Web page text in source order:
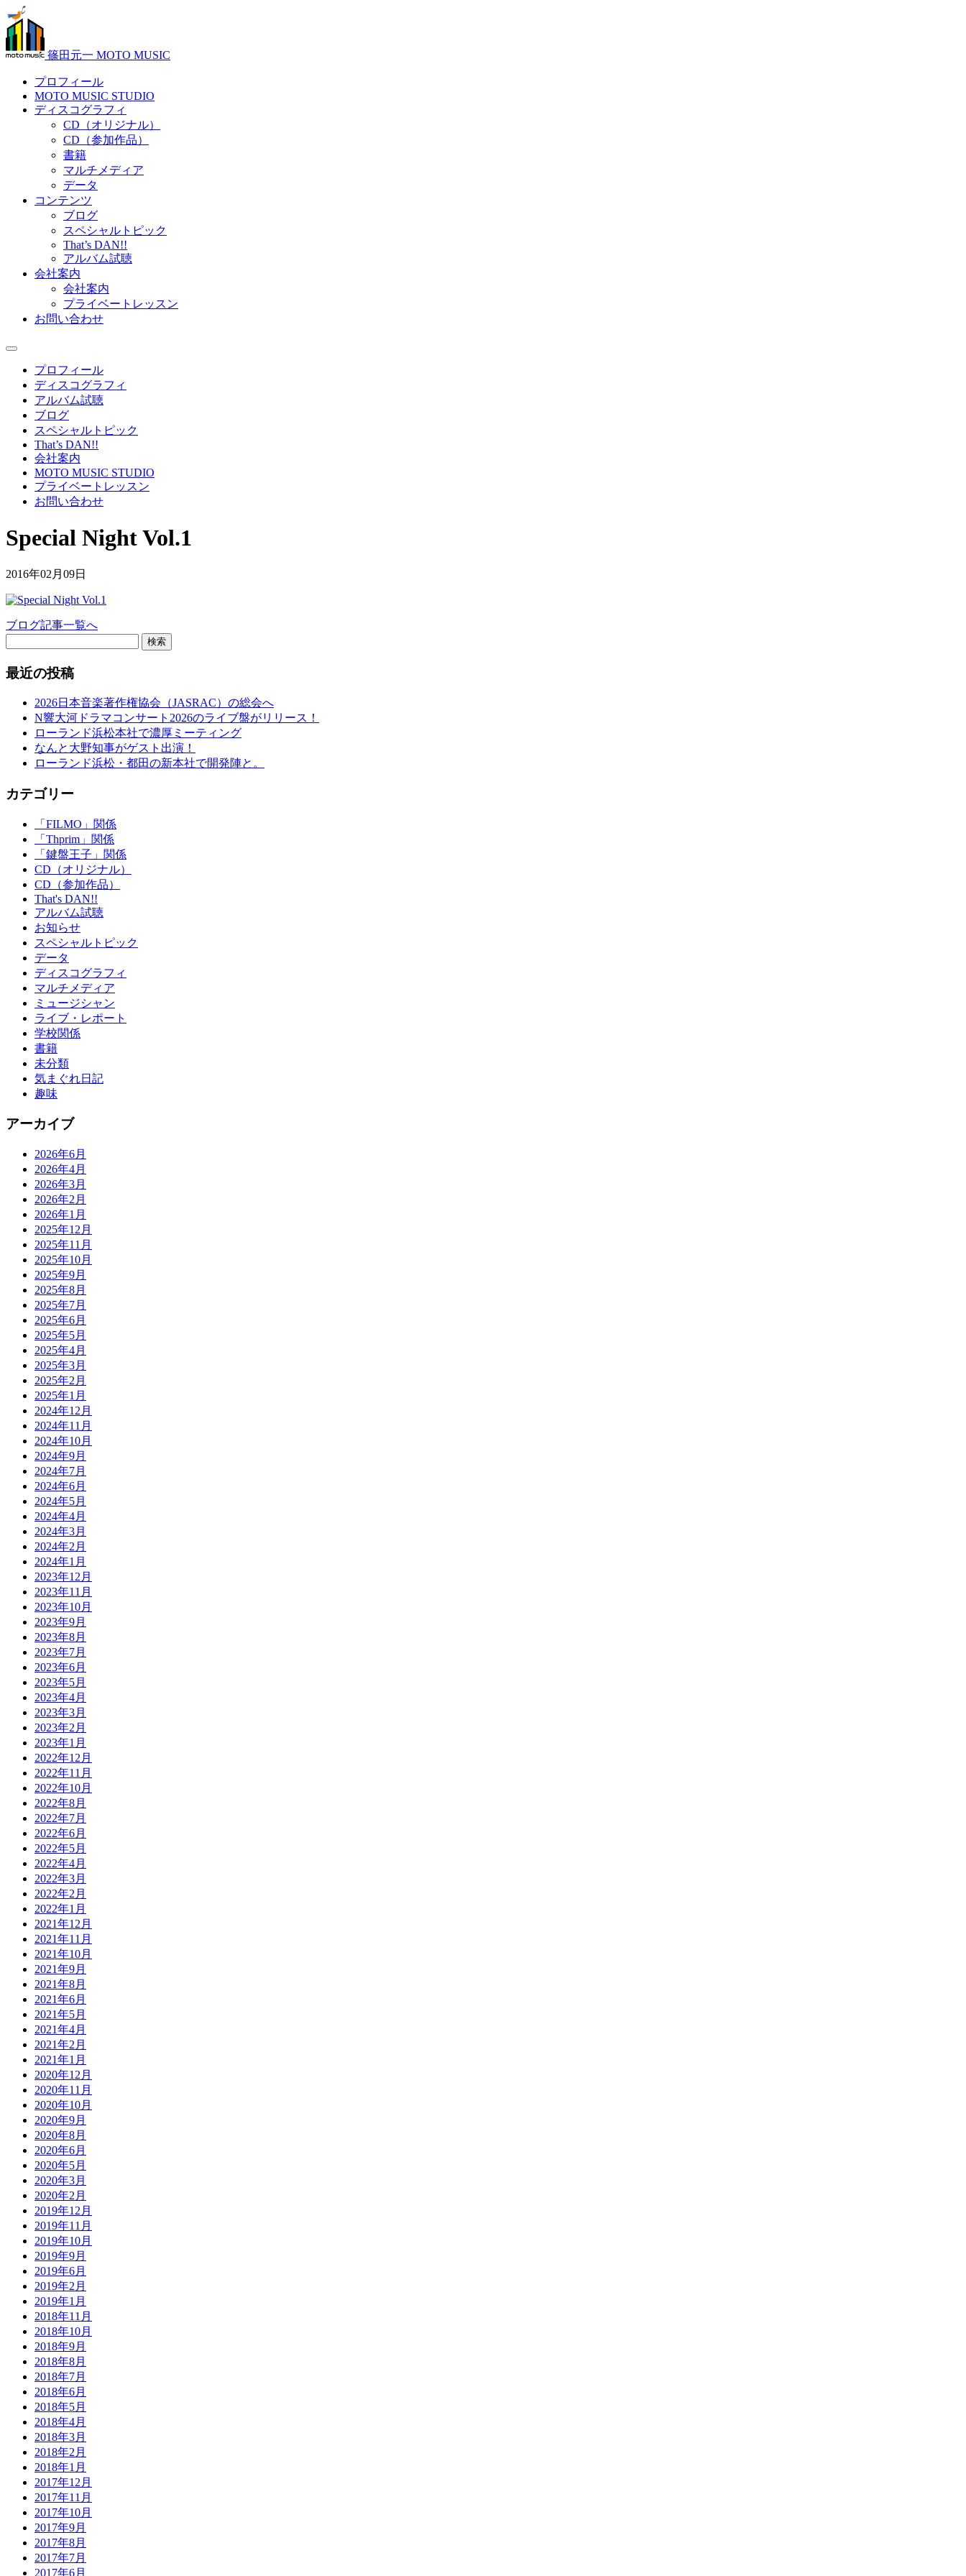
篠田元一 MOTO MUSIC
プロフィール
MOTO MUSIC STUDIO
ディスコグラフィ
CD（オリジナル）
CD（参加作品）
書籍
マルチメディア
データ
コンテンツ
ブログ
スペシャルトピック
That’s DAN!!
アルバム試聴
会社案内
会社案内
プライベートレッスン
お問い合わせ
プロフィール
ディスコグラフィ
アルバム試聴
ブログ
スペシャルトピック
That’s DAN!!
会社案内
MOTO MUSIC STUDIO
プライベートレッスン
お問い合わせ
Special Night Vol.1
2016年02月09日
ブログ記事一覧へ
検索
最近の投稿
2026日本音楽著作権協会（JASRAC）の総会へ
N響大河ドラマコンサート2026のライブ盤がリリース！
ローランド浜松本社で濃厚ミーティング
なんと大野知事がゲスト出演！
ローランド浜松・都田の新本社で開発陣と。
カテゴリー
「FILMO」関係
「Thprim」関係
「鍵盤王子」関係
CD（オリジナル）
CD（参加作品）
That's DAN!!
アルバム試聴
お知らせ
スペシャルトピック
データ
ディスコグラフィ
マルチメディア
ミュージシャン
ライブ・レポート
学校関係
書籍
未分類
気まぐれ日記
趣味
アーカイブ
2026年6月
2026年4月
2026年3月
2026年2月
2026年1月
2025年12月
2025年11月
2025年10月
2025年9月
2025年8月
2025年7月
2025年6月
2025年5月
2025年4月
2025年3月
2025年2月
2025年1月
2024年12月
2024年11月
2024年10月
2024年9月
2024年7月
2024年6月
2024年5月
2024年4月
2024年3月
2024年2月
2024年1月
2023年12月
2023年11月
2023年10月
2023年9月
2023年8月
2023年7月
2023年6月
2023年5月
2023年4月
2023年3月
2023年2月
2023年1月
2022年12月
2022年11月
2022年10月
2022年8月
2022年7月
2022年6月
2022年5月
2022年4月
2022年3月
2022年2月
2022年1月
2021年12月
2021年11月
2021年10月
2021年9月
2021年8月
2021年6月
2021年5月
2021年4月
2021年2月
2021年1月
2020年12月
2020年11月
2020年10月
2020年9月
2020年8月
2020年6月
2020年5月
2020年3月
2020年2月
2019年12月
2019年11月
2019年10月
2019年9月
2019年6月
2019年2月
2019年1月
2018年11月
2018年10月
2018年9月
2018年8月
2018年7月
2018年6月
2018年5月
2018年4月
2018年3月
2018年2月
2018年1月
2017年12月
2017年11月
2017年10月
2017年9月
2017年8月
2017年7月
2017年6月